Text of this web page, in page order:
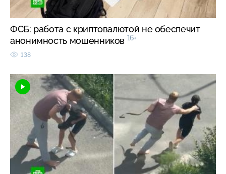
ФСБ: работа с криптовалютой не обеспечит
анонимность мошенников 16+
138